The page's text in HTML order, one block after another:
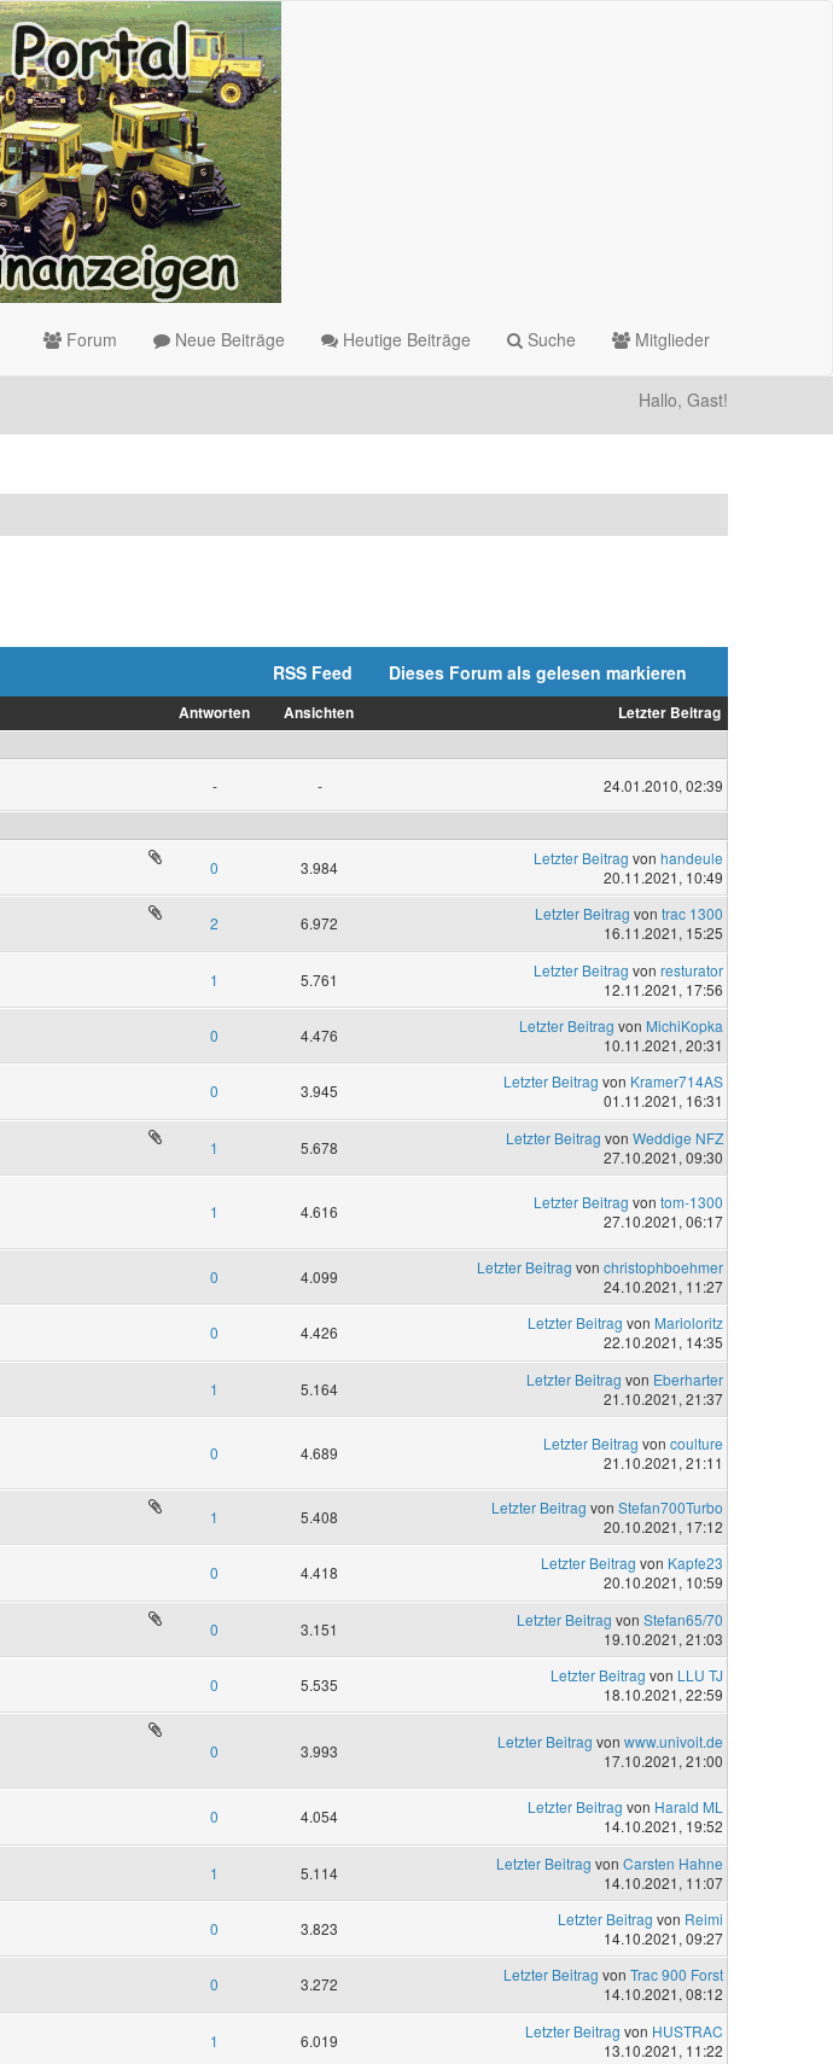
Forum Neue Beiträge Heutige Beiträge Suche Mitglieder
Hallo, Gast!
RSS Feed Dieses Forum als gelesen markieren
Antworten Ansichten
Letzter Beitrag
- -
24.01.2010, 02:39
0 3.984 Letzter Beitrag von handeule
20.11.2021, 10:49
2 6.972 Letzter Beitrag von trac 1300
16.11.2021, 15:25
1 5.761 Letzter Beitrag von resturator
12.11.2021, 17:56
0 4.476 Letzter Beitrag von MichiKopka
10.11.2021, 20:31
0 3.945 Letzter Beitrag von Kramer714AS
01.11.2021, 16:31
1 5.678 Letzter Beitrag von Weddige NFZ
27.10.2021, 09:30
1 4.616 Letzter Beitrag von tom-1300
27.10.2021, 06:17
0 4.099 Letzter Beitrag von christophboehmer
24.10.2021, 11:27
0 4.426 Letzter Beitrag von Marioloritz
22.10.2021, 14:35
1 5.164 Letzter Beitrag von Eberharter
21.10.2021, 21:37
0 4.689 Letzter Beitrag von coulture
21.10.2021, 21:11
1 5.408 Letzter Beitrag von Stefan700Turbo
20.10.2021, 17:12
0 4.418 Letzter Beitrag von Kapfe23
20.10.2021, 10:59
0 3.151 Letzter Beitrag von Stefan65/70
19.10.2021, 21:03
0 5.535 Letzter Beitrag von LLU TJ
18.10.2021, 22:59
0 3.993 Letzter Beitrag von www.univoit.de
17.10.2021, 21:00
0 4.054 Letzter Beitrag von Harald ML
14.10.2021, 19:52
1 5.114 Letzter Beitrag von Carsten Hahne
14.10.2021, 11:07
0 3.823 Letzter Beitrag von Reimi
14.10.2021, 09:27
0 3.272 Letzter Beitrag von Trac 900 Forst
14.10.2021, 08:12
1 6.019 Letzter Beitrag von HUSTRAC
13.10.2021, 11:22